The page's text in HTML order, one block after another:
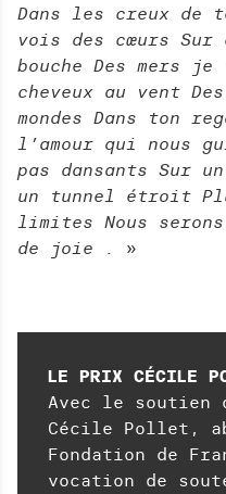
Dans les creux de
vois des cœurs Sur
bouche Des mers
cheveux au vent
mondes Dans ton
l’amour qui nous
pas dansants Sur
un tunnel étroit
limites Nous
de joie . »
LE PRIX CÉCILE
Avec le soutien
Cécile Pollet,
Fondation de
vocation de